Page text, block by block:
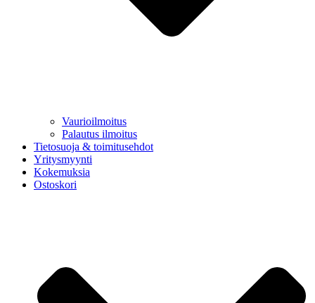
Vaurioilmoitus
Palautus ilmoitus
Tietosuoja & toimitusehdot
Yritysmyynti
Kokemuksia
Ostoskori